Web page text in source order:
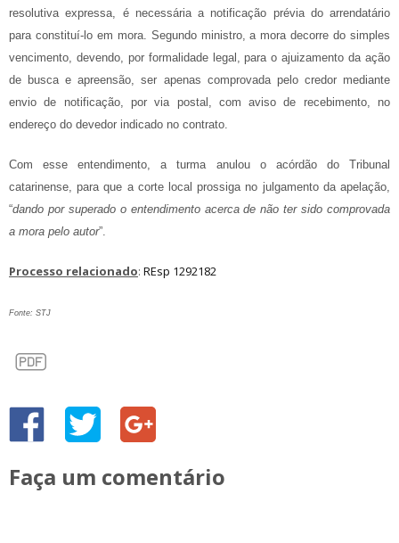
resolutiva expressa, é necessária a notificação prévia do arrendatário
para constituí-lo em mora. Segundo ministro, a mora decorre do simples
vencimento, devendo, por formalidade legal, para o ajuizamento da ação
de busca e apreensão, ser apenas comprovada pelo credor mediante
envio de notificação, por via postal, com aviso de recebimento, no
endereço do devedor indicado no contrato.
Com esse entendimento, a turma anulou o acórdão do Tribunal
catarinense, para que a corte local prossiga no julgamento da apelação,
“dando por superado o entendimento acerca de não ter sido comprovada
a mora pelo autor”.
Processo relacionado: REsp 1292182
Fonte: STJ
Faça um comentário